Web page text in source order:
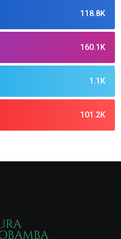
118.8K
160.1K
1.1K
101.2K